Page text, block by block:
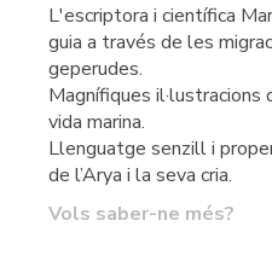
L'escriptora i científica
guia a través de les
geperudes.
Magnífiques
vida marina.
Llenguatge senzill i
de l’Arya i la seva cria.
Vols saber-ne més?